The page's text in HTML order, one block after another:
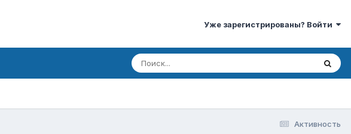
Уже зарегистрированы? Войти
Активность